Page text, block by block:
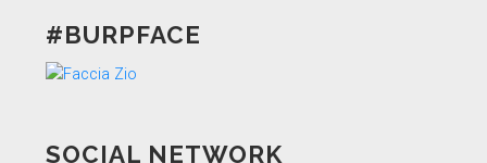
#BURPFACE
SOCIAL NETWORK